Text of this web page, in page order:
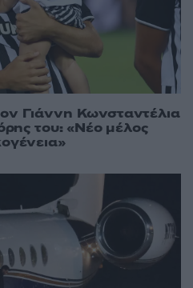
Γιάννη Κωνσταντέλια
του: «Νέο μέλος